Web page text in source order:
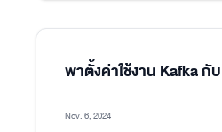
พาตั้งค่าใช้งาน Kafka กั
Nov. 6, 2024